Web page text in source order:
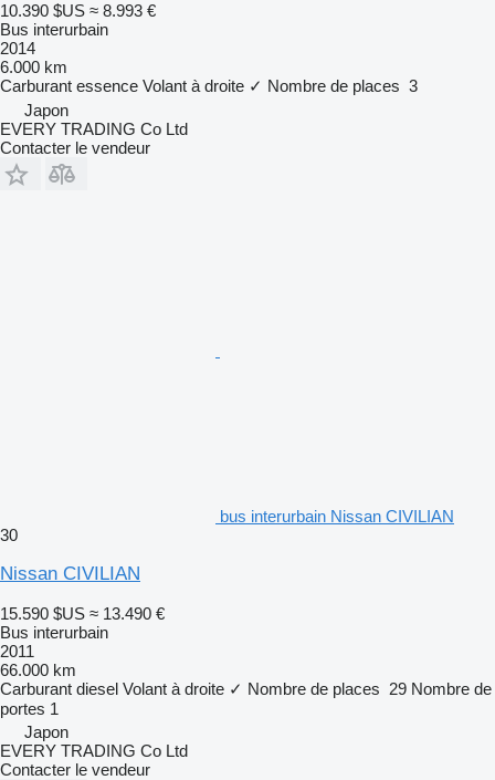
10.390 $US ≈ 8.993 €
Bus interurbain
2014
6.000 km
Carburant essence Volant à droite ✓ Nombre de places 3
Japon
EVERY TRADING Co Ltd
Contacter le vendeur
bus interurbain Nissan CIVILIAN
30
Nissan CIVILIAN
15.590 $US ≈ 13.490 €
Bus interurbain
2011
66.000 km
Carburant diesel Volant à droite ✓ Nombre de places 29 Nombre de
portes 1
Japon
EVERY TRADING Co Ltd
Contacter le vendeur